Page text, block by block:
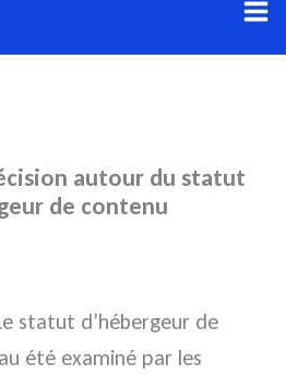
autour du statut
de contenu
statut d’hébergeur de
été examiné par les